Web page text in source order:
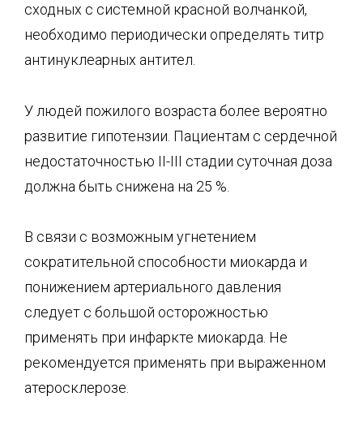
сходных с системной красной волчанкой,
необходимо периодически определять титр
антинуклеарных антител.
У людей пожилого возраста более вероятно
развитие гипотензии. Пациентам с сердечной
недостаточностью II-III стадии суточная доза
должна быть снижена на 25 %.
В связи с возможным угнетением
сократительной способности миокарда и
понижением артериального давления
следует с большой осторожностью
применять при инфаркте миокарда. Не
рекомендуется применять при выраженном
атеросклерозе.